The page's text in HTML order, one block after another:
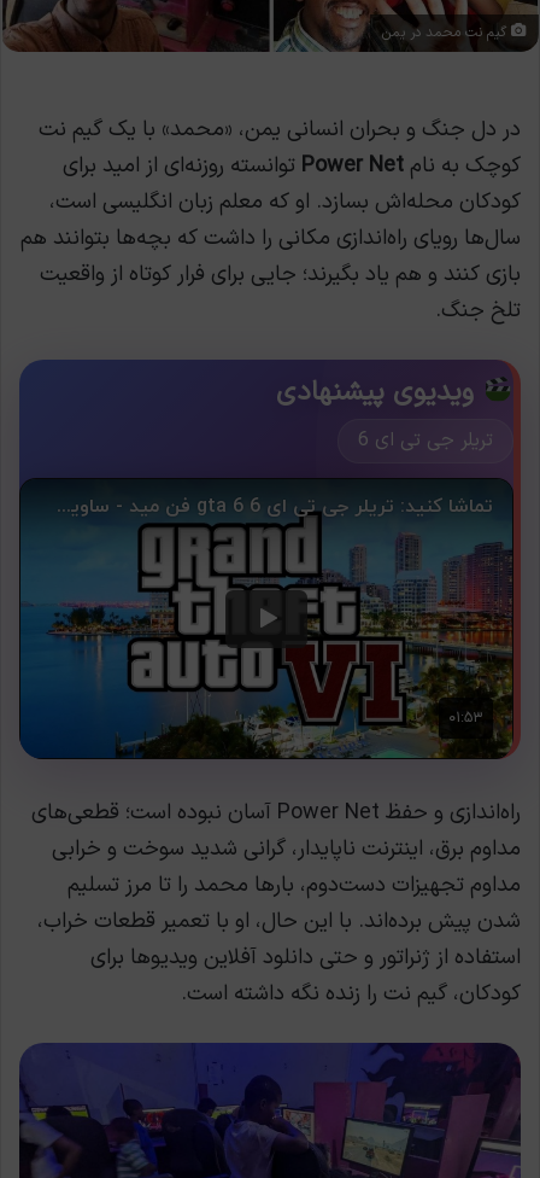
گیم نت محمد در یمن
در دل جنگ و بحران انسانی یمن، «محمد» با یک گیم نت
کوچک به نام Power Net توانسته روزنه‌ای از امید برای
کودکان محله‌اش بسازد. او که معلم زبان انگلیسی است،
سال‌ها رویای راه‌اندازی مکانی را داشت که بچه‌ها بتوانند هم
بازی کنند و هم یاد بگیرند؛ جایی برای فرار کوتاه از واقعیت
تلخ جنگ.
ویدیوی پیشنهادی
تریلر جی تی ای 6
راه‌اندازی و حفظ Power Net آسان نبوده است؛ قطعی‌های
مداوم برق، اینترنت ناپایدار، گرانی شدید سوخت و خرابی
مداوم تجهیزات دست‌دوم، بارها محمد را تا مرز تسلیم
شدن پیش برده‌اند. با این حال، او با تعمیر قطعات خراب،
استفاده از ژنراتور و حتی دانلود آفلاین ویدیوها برای
کودکان، گیم نت را زنده نگه داشته است.